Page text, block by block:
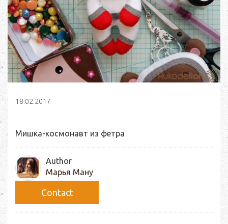
18.02.2017
Мишка-космонавт из фетра
Author
Марья Ману
Сontact